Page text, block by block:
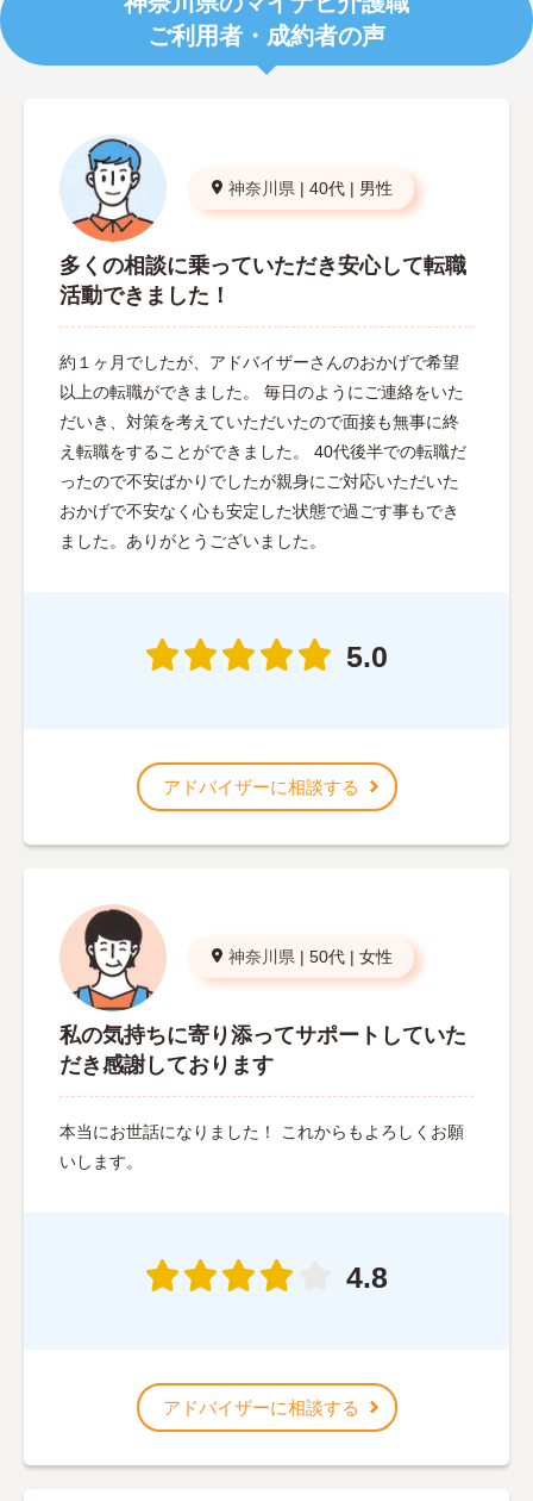
ご利用者・成約者の声
神奈川県 | 40代 | 男性
多くの相談に乗っていただき安心して転職
活動できました！
約１ヶ月でしたが、アドバイザーさんのおかげで希望
以上の転職ができました。 毎日のようにご連絡をいた
だいき、対策を考えていただいたので面接も無事に終
え転職をすることができました。 40代後半での転職だ
ったので不安ばかりでしたが親身にご対応いただいた
おかげで不安なく心も安定した状態で過ごす事もでき
ました。ありがとうございました。
5.0
アドバイザーに相談する
神奈川県 | 50代 | 女性
私の気持ちに寄り添ってサポートしていた
だき感謝しております
本当にお世話になりました！ これからもよろしくお願
いします。
4.8
アドバイザーに相談する